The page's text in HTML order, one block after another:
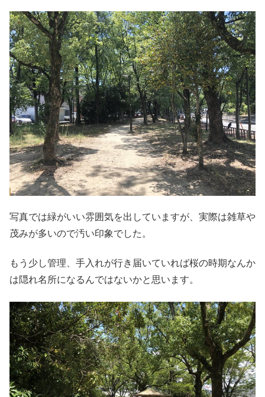
写真では緑がいい雰囲気を出していますが、実際は雑草や
茂みが多いので汚い印象でした。
もう少し管理、手入れが行き届いていれば桜の時期なんか
は隠れ名所になるんではないかと思います。